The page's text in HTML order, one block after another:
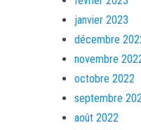
janvier 2023
décembre
novembre
octobre 2022
septembre
août 2022